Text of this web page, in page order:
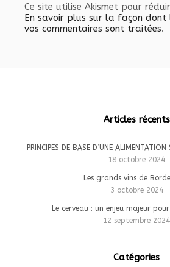
Ce site utilise Akismet pour
En savoir plus sur la façon dont
vos commentaires sont traitées.
Articles récents
PRINCIPES DE BASE D’UNE ALIMENTATION
18 octobre 2024
Les grands vins de
3 octobre 2024
Le cerveau : un enjeu majeur pour
12 septembre 2024
Catégories